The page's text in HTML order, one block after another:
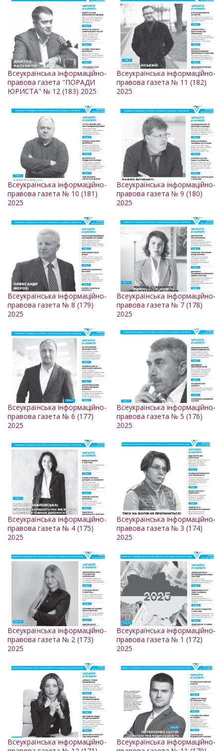
Всеукраїнська інформаційно-
правова газета "ПОРАДИ
ЮРИСТА" № 12 (183) 2025
Всеукраїнська інформаційно-
правова газета № 11 (182)
2025
Всеукраїнська інформаційно-
правова газета № 10 (181)
2025
Всеукраїнська інформаційно-
правова газета № 9 (180)
2025
Всеукраїнська інформаційно-
правова газета № 8 (179)
2025
Всеукраїнська інформаційно-
правова газета № 7 (178)
2025
Всеукраїнська інформаційно-
правова газета № 6 (177)
2025
Всеукраїнська інформаційно-
правова газета № 5 (176)
2025
Всеукраїнська інформаційно-
правова газета № 4 (175)
2025
Всеукраїнська інформаційно-
правова газета № 3 (174)
2025
Всеукраїнська інформаційно-
правова газета № 2 (173)
2025
Всеукраїнська інформаційно-
правова газета № 1 (172)
2025
Всеукраїнська інформаційно-
Всеукраїнська інформаційно-